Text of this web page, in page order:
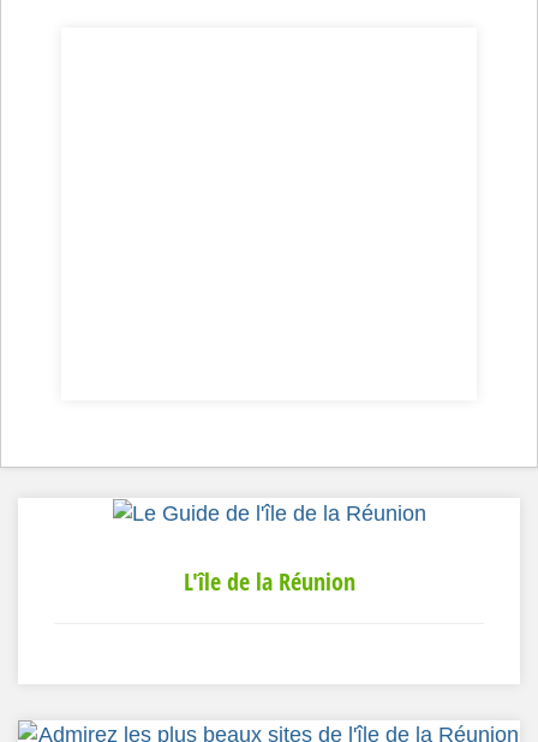
L'île de la Réunion